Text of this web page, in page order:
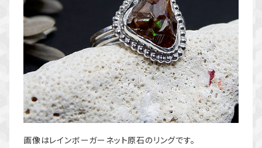
画像はレインボーガーネット原石のリングです。